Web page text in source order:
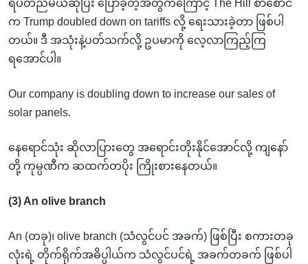
ရပ်တည်မယ်ဆိုပြီး ပြောခဲ့တဲ့အတွက်ကြောင့် The Hill စာစောင်
က Trump doubled down on tariffs လို့ ရေးသားခဲ့တာ ဖြစ်ပါ
တယ်။ ဒီ အသုံးနဲ့ပတ်သက်လို့ ဥပမာကို လေ့လာကြည့်ကြ
ရအောင်ပါ။
Our company is doubling down to increase our sales of
solar panels.
နေရောင်သုံး ဆိုလာပြားတွေ အရောင်းတိုးနိုင်အောင်လို့ ကျနော်
တို့ ကုမ္ပဏီက ဆထက်တပိုး ကြိုးစားနေတယ်။
(3) An olive branch
An (တခု)၊ olive branch (သံလွင်ပင် အခက်) ဖြစ်ပြီး စကားတခု
လုံးရဲ့ တိုက်ရိုက်အဓိပ္ပါယ်က သံလွင်ပင်ရဲ့ အခက်တခက် ဖြစ်ပါ